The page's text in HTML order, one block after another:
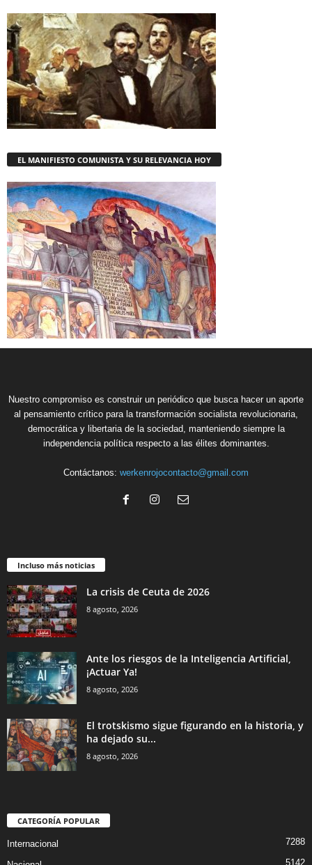
EL MANIFIESTO COMUNISTA Y SU RELEVANCIA HOY
Nuestro compromiso es construir un periódico que busca hacer un aporte
al pensamiento crítico para la transformación socialista revolucionaria,
democrática y libertaria de la sociedad, manteniendo siempre la
independencia política respecto a las élites dominantes.
Contáctanos: werkenrojocontacto@gmail.com
Incluso más noticias
La crisis de Ceuta de 2026
8 agosto, 2026
Ante los riesgos de la Inteligencia Artificial,
¡Actuar Ya!
8 agosto, 2026
El trotskismo sigue figurando en la historia, y
ha dejado su...
8 agosto, 2026
CATEGORÍA POPULAR
Internacional 7288
5142